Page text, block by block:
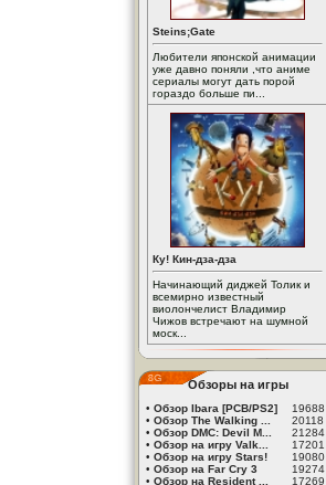
Steins;Gate
Любители японской анимации
уже давно поняли ,что аниме
сериалы могут дать порой
гораздо больше пи...
Ку! Кин-дза-дза
Начинающий диджей Толик и
всемирно известный
виолончелист Владимир
Чижов встречают на шумной
моск...
Обзоры на игры
• Обзор Ibara [PCB/PS2]
19688
• Обзор The Walking ...
20118
• Обзор DMC: Devil M...
21284
• Обзор на игру Valk...
17201
• Обзор на игру Stars!
19080
• Обзор на Far Cry 3
19274
• Обзор на Resident ... 17269